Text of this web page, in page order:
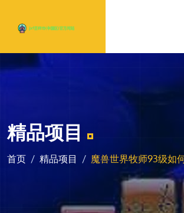
精品项目
首页 精品项目 魔兽世界牧师93级如